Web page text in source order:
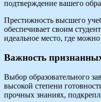
подтверждение вашего
Престижность высшего
обеспечивает своим
идеальное место, где
Важность
Выбор образовательного
высокой степени
прочных знаниях,